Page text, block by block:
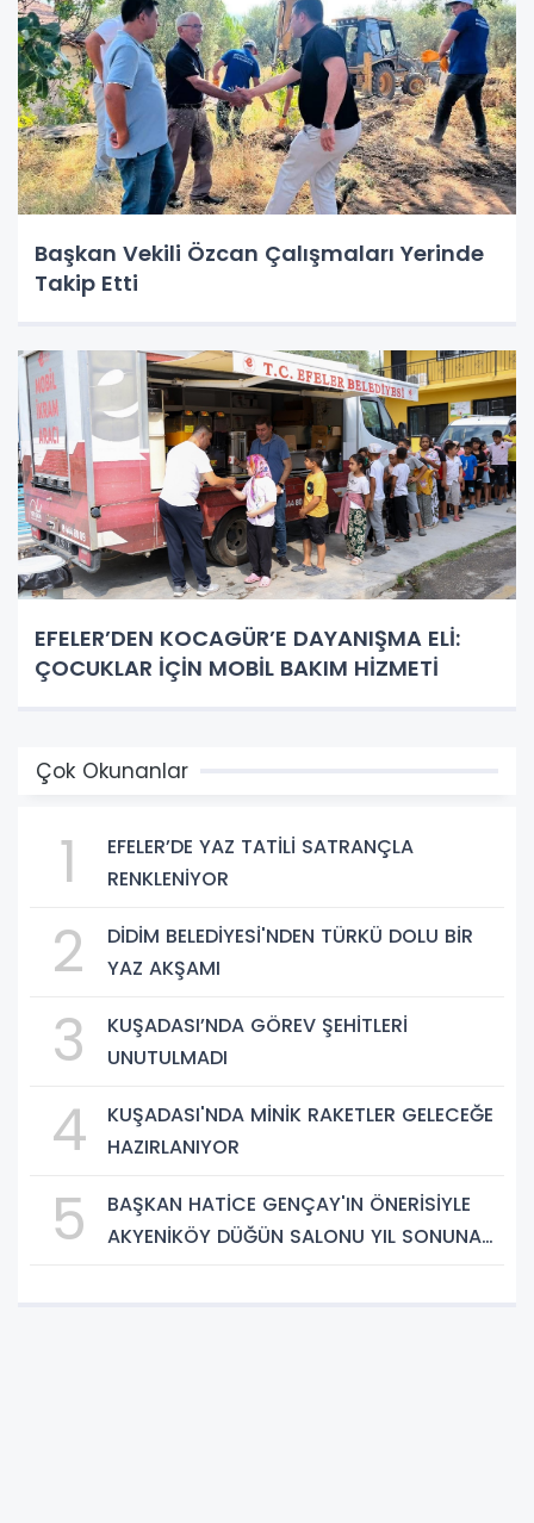
Başkan Vekili Özcan Çalışmaları Yerinde
Takip Etti
EFELER’DEN KOCAGÜR’E DAYANIŞMA ELİ:
ÇOCUKLAR İÇİN MOBİL BAKIM HİZMETİ
Çok Okunanlar
1
EFELER’DE YAZ TATİLİ SATRANÇLA
RENKLENİYOR
2
DİDİM BELEDİYESİ'NDEN TÜRKÜ DOLU BİR
YAZ AKŞAMI
3
KUŞADASI’NDA GÖREV ŞEHİTLERİ
UNUTULMADI
4
KUŞADASI'NDA MİNİK RAKETLER GELECEĞE
HAZIRLANIYOR
5
BAŞKAN HATİCE GENÇAY'IN ÖNERİSİYLE
AKYENİKÖY DÜĞÜN SALONU YIL SONUNA